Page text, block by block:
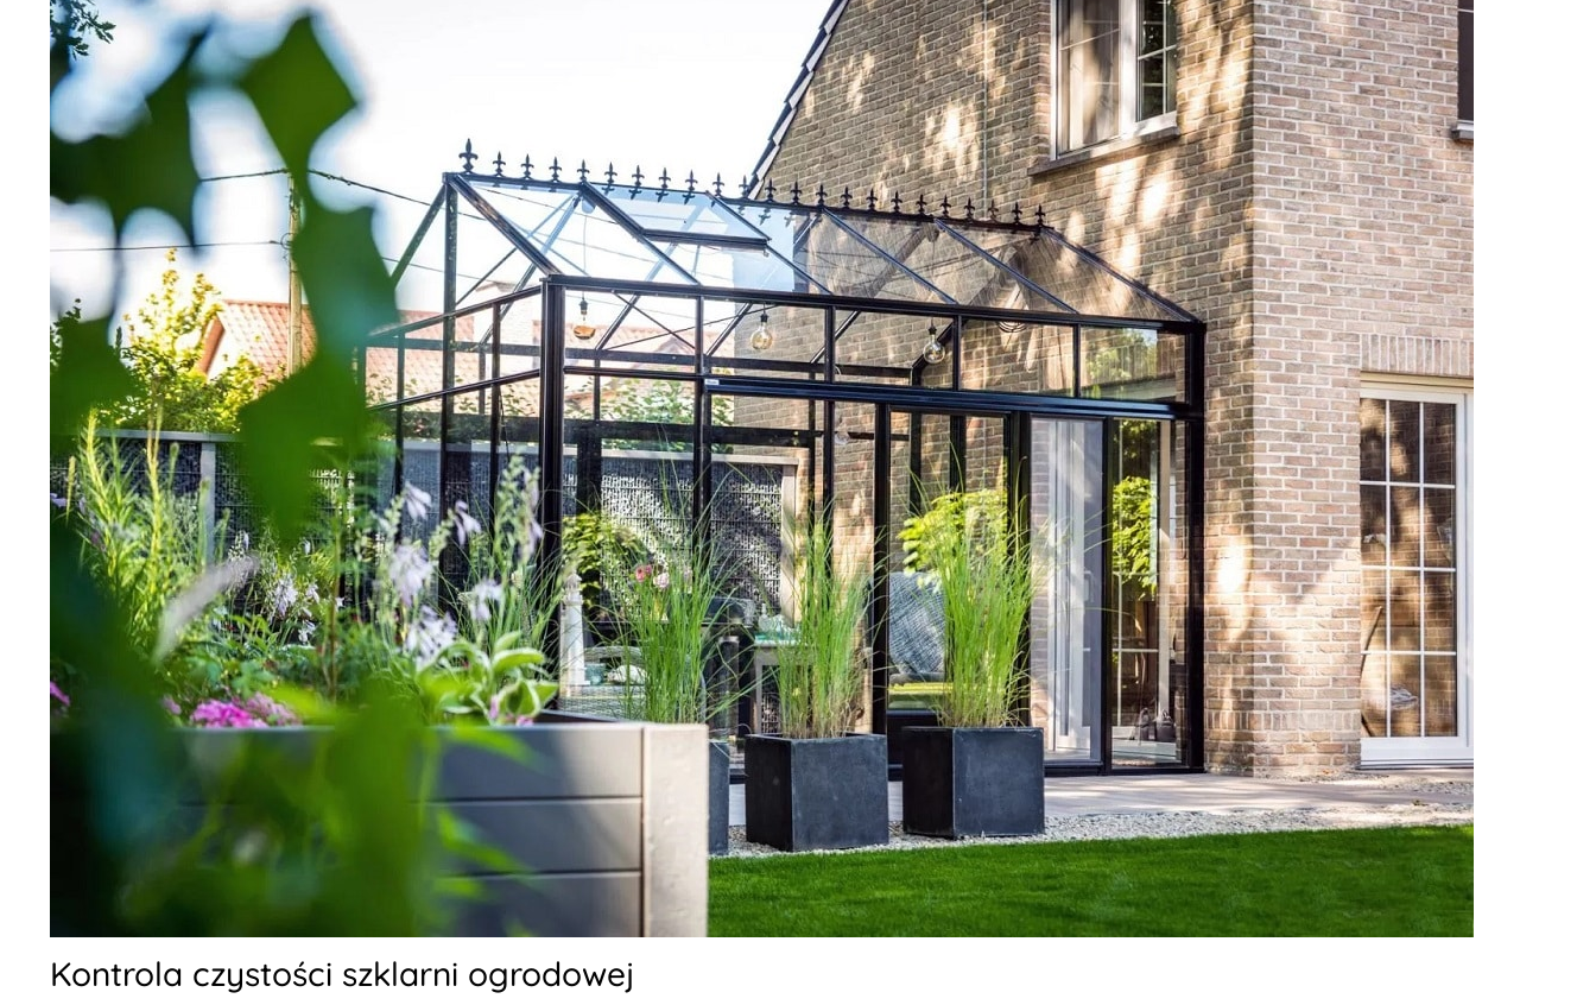
Kontrola czystości szklarni ogrodowej